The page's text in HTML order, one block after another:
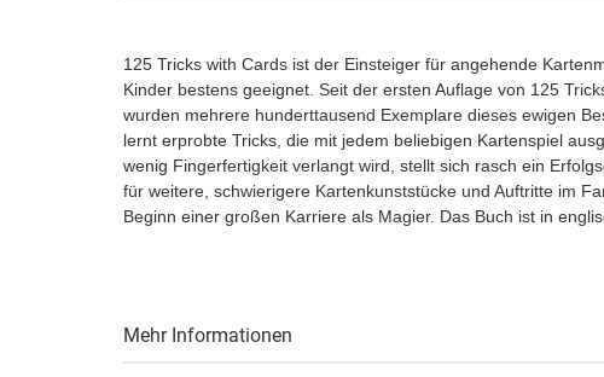
125 Tricks with Cards ist der Einsteiger für angehende
Kinder bestens geeignet. Seit der ersten Auflage von 125
wurden mehrere hunderttausend Exemplare dieses ewigen
lernt erprobte Tricks, die mit jedem beliebigen Kartenspiel
wenig Fingerfertigkeit verlangt wird, stellt sich rasch ein
für weitere, schwierigere Kartenkunststücke und Auftritte im
Beginn einer großen Karriere als Magier. Das Buch ist in
Mehr Informationen